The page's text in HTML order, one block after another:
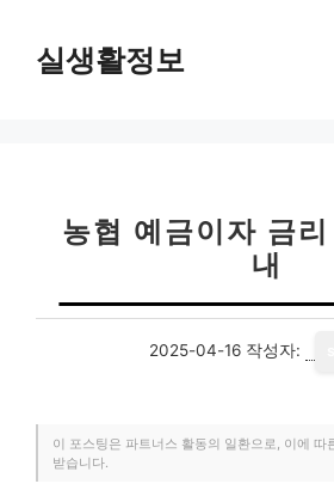
실생활정보
농협 예금이자 금
내
2025-04-16 작성자:
이 포스팅은 파트너스 활동의 일환으로, 이에 따
받습니다.